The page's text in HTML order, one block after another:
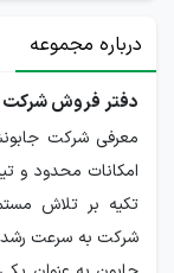
درباره مجموعه
دفتر فروش شرکت
معرفی شرکت
امکانات محدود و
تکیه بر تلاش
شرکت به سرعت رشد